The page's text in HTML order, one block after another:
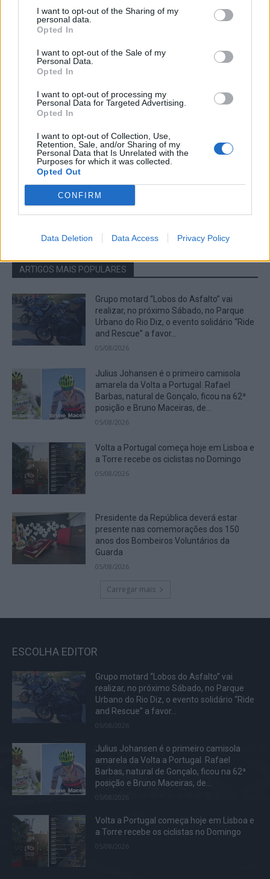
I want to opt-out of the Sharing of my
personal data.
Opted In
I want to opt-out of the Sale of my
Personal Data.
Opted In
I want to opt-out of processing my
Personal Data for Targeted Advertising.
Opted In
I want to opt-out of Collection, Use,
Retention, Sale, and/or Sharing of my
Personal Data that Is Unrelated with the
Purposes for which it was collected.
Opted Out
CONFIRM
Data Deletion Data Access Privacy Policy
realizar, no próximo Sábado, no Parque
05/08/2026
Desporto
Barbas, natural de Gonçalo, ficou na 62ª
posição e Bruno Maceiras, de...
Desporto
Volta a Portugal começa hoje em Lisboa e
a Torre recebe os ciclistas no Domingo
ARTIGOS MAIS POPULARES
Grupo motard “Lobos do Asfalto” vai
realizar, no próximo Sábado, no Parque
Urbano do Rio Diz, o evento solidário “Ride
and Rescue” a favor...
05/08/2026
Julius Johansen é o primeiro camisola
amarela da Volta a Portugal. Rafael
Barbas, natural de Gonçalo, ficou na 62ª
posição e Bruno Maceiras, de...
05/08/2026
Volta a Portugal começa hoje em Lisboa e
a Torre recebe os ciclistas no Domingo
05/08/2026
Presidente da República deverá estar
presente nas comemorações dos 150
anos dos Bombeiros Voluntários da
Guarda
05/08/2026
Carregar mais
ESCOLHA EDITOR
Grupo motard “Lobos do Asfalto” vai
realizar, no próximo Sábado, no Parque
Urbano do Rio Diz, o evento solidário “Ride
and Rescue” a favor...
05/08/2026
Julius Johansen é o primeiro camisola
amarela da Volta a Portugal. Rafael
Barbas, natural de Gonçalo, ficou na 62ª
posição e Bruno Maceiras, de...
Volta a Portugal começa hoje em Lisboa e
a Torre recebe os ciclistas no Domingo
05/08/2026